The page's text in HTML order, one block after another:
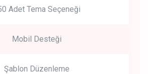
Adet Tema Seçeneği
Mobil Desteği
Şablon Düzenleme